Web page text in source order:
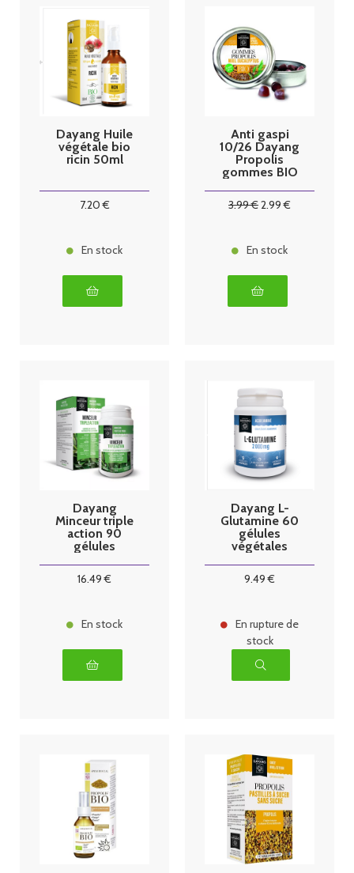
Dayang Huile
végétale bio
ricin 50ml
7.20€
En stock
Anti gaspi
10/26 Dayang
Propolis
gommes BIO
3.99€2.99 €
En stock
Dayang
Minceur triple
action 90
gélules
16.49 €
En stock
Dayang L-
Glutamine 60
gélules
végétales
9.49 €
En rupture de
stock